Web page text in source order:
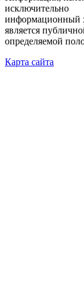
исключительно
информационный
является
определяемой
Карта сайта